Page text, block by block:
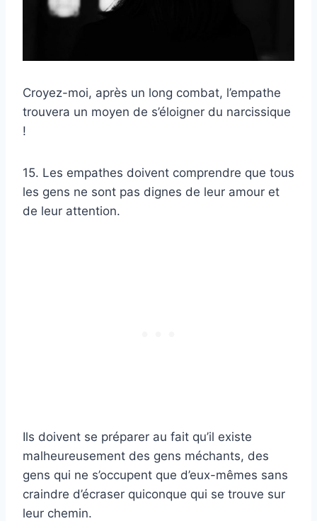
Croyez-moi, après un long combat, l’empathe
trouvera un moyen de s’éloigner du narcissique
!
15. Les empathes doivent comprendre que tous
les gens ne sont pas dignes de leur amour et
de leur attention.
Ils doivent se préparer au fait qu’il existe
malheureusement des gens méchants, des
gens qui ne s’occupent que d’eux-mêmes sans
craindre d’écraser quiconque qui se trouve sur
leur chemin.